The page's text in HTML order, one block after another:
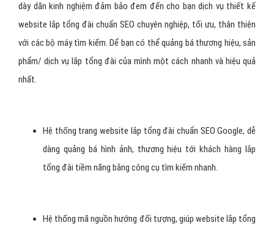
dày dăn kinh nghiệm đảm bảo đem đến cho bạn dịch vụ thiết kế
website lắp tổng đài chuẩn SEO chuyên nghiệp, tối ưu, thân thiện
với các bộ máy tìm kiếm. Dể bạn có thể quảng bá thương hiệu, sản
phẩm/ dịch vụ lắp tổng đài của mình một cách nhanh và hiệu quả
nhất.
Hệ thống trang website lắp tổng đài chuẩn SEO Google, dễ
dàng quảng bá hình ảnh, thương hiệu tới khách hàng lắp
tổng đài tiềm năng bằng công cụ tìm kiếm nhanh.
Hệ thống mã nguồn hướng đối tượng, giúp website lắp tổng